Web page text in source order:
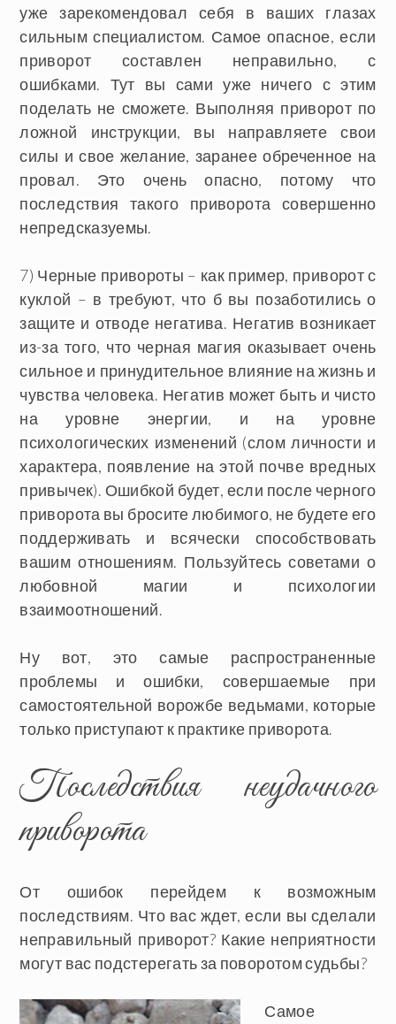
уже зарекомендовал себя в ваших глазах
сильным специалистом. Самое опасное, если
приворот составлен неправильно, с
ошибками. Тут вы сами уже ничего с этим
поделать не сможете. Выполняя приворот по
ложной инструкции, вы направляете свои
силы и свое желание, заранее обреченное на
провал. Это очень опасно, потому что
последствия такого приворота совершенно
непредсказуемы.
7) Черные привороты – как пример, приворот с
куклой – в требуют, что б вы позаботились о
защите и отводе негатива. Негатив возникает
из-за того, что черная магия оказывает очень
сильное и принудительное влияние на жизнь и
чувства человека. Негатив может быть и чисто
на уровне энергии, и на уровне
психологических изменений (слом личности и
характера, появление на этой почве вредных
привычек). Ошибкой будет, если после черного
приворота вы бросите любимого, не будете его
поддерживать и всячески способствовать
вашим отношениям. Пользуйтесь советами о
любовной магии и психологии
взаимоотношений.
Ну вот, это самые распространенные
проблемы и ошибки, совершаемые при
самостоятельной ворожбе ведьмами, которые
только приступают к практике приворота.
Последствия неудачного
приворота
От ошибок перейдем к возможным
последствиям. Что вас ждет, если вы сделали
неправильный приворот? Какие неприятности
могут вас подстерегать за поворотом судьбы?
Самое